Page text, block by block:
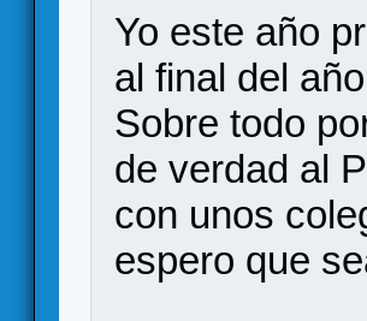
Yo este año
al final del
Sobre todo
de verdad al
con unos
espero que